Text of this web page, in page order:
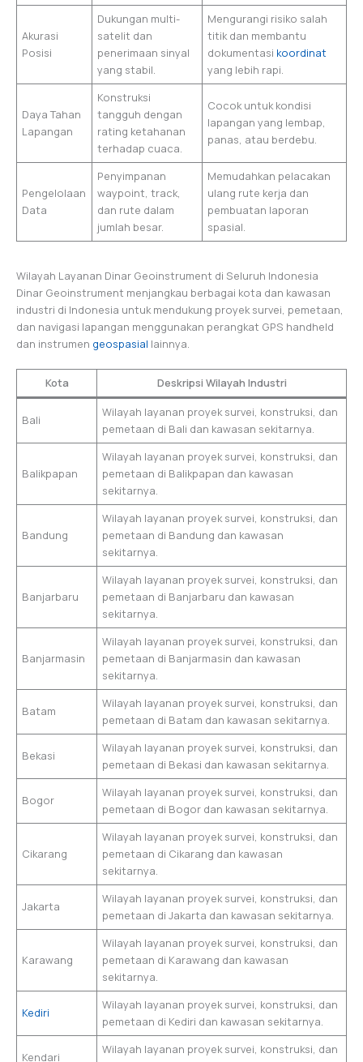
Akurasi
Posisi
Dukungan multi-
satelit dan
penerimaan sinyal
yang stabil.
Mengurangi risiko salah
titik dan membantu
dokumentasi koordinat
yang lebih rapi.
Daya Tahan
Lapangan
Konstruksi
tangguh dengan
rating ketahanan
terhadap cuaca.
Cocok untuk kondisi
lapangan yang lembap,
panas, atau berdebu.
Pengelolaan
Data
Penyimpanan
waypoint, track,
dan rute dalam
jumlah besar.
Memudahkan pelacakan
ulang rute kerja dan
pembuatan laporan
spasial.
Wilayah Layanan Dinar Geoinstrument di Seluruh Indonesia
Dinar Geoinstrument menjangkau berbagai kota dan kawasan
industri di Indonesia untuk mendukung proyek survei, pemetaan,
dan navigasi lapangan menggunakan perangkat GPS handheld
dan instrumen geospasial lainnya.
Kota Deskripsi Wilayah Industri
Bali
Wilayah layanan proyek survei, konstruksi, dan
pemetaan di Bali dan kawasan sekitarnya.
Balikpapan
Wilayah layanan proyek survei, konstruksi, dan
pemetaan di Balikpapan dan kawasan
sekitarnya.
Bandung
Wilayah layanan proyek survei, konstruksi, dan
pemetaan di Bandung dan kawasan
sekitarnya.
Banjarbaru
Wilayah layanan proyek survei, konstruksi, dan
pemetaan di Banjarbaru dan kawasan
sekitarnya.
Banjarmasin
Wilayah layanan proyek survei, konstruksi, dan
pemetaan di Banjarmasin dan kawasan
sekitarnya.
Batam
Wilayah layanan proyek survei, konstruksi, dan
pemetaan di Batam dan kawasan sekitarnya.
Bekasi
Wilayah layanan proyek survei, konstruksi, dan
pemetaan di Bekasi dan kawasan sekitarnya.
Bogor
Wilayah layanan proyek survei, konstruksi, dan
pemetaan di Bogor dan kawasan sekitarnya.
Cikarang
Wilayah layanan proyek survei, konstruksi, dan
pemetaan di Cikarang dan kawasan
sekitarnya.
Jakarta
Wilayah layanan proyek survei, konstruksi, dan
pemetaan di Jakarta dan kawasan sekitarnya.
Karawang
Wilayah layanan proyek survei, konstruksi, dan
pemetaan di Karawang dan kawasan
sekitarnya.
Kediri
Wilayah layanan proyek survei, konstruksi, dan
pemetaan di Kediri dan kawasan sekitarnya.
Kendari
Wilayah layanan proyek survei, konstruksi, dan